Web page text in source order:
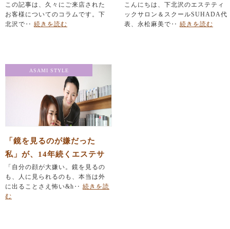
に、胸がいっぱいになりま
した。
この記事は、久々にご来店された
お客様についてのコラムです。下
北沢で‥ 続きを読む
挑戦に悩むあなたへ
こんにちは、下北沢のエステティ
ックサロン＆スクールSUHADA代
表、永松麻美で‥ 続きを読む
ASAMI STYLE
「鏡を見るのが嫌だった
私」が、14年続くエステサ
ロンのオーナーになれた理
由
「自分の顔が大嫌い。鏡を見るの
も、人に見られるのも、本当は外
に出ることさえ怖い&h‥ 続きを読
む